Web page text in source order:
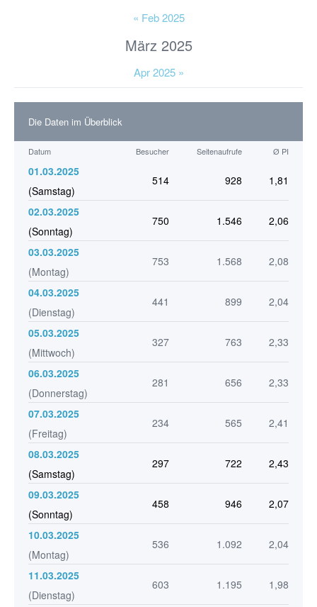
« Feb 2025
März 2025
Apr 2025 »
Die Daten im Überblick
Datum Besucher Seitenaufrufe Ø PI
01.03.2025
(Samstag)
514 928 1,81
02.03.2025
(Sonntag)
750 1.546 2,06
03.03.2025
(Montag)
753 1.568 2,08
04.03.2025
(Dienstag)
441 899 2,04
05.03.2025
(Mittwoch)
327 763 2,33
06.03.2025
(Donnerstag)
281 656 2,33
07.03.2025
(Freitag)
234 565 2,41
08.03.2025
(Samstag)
297 722 2,43
09.03.2025
(Sonntag)
458 946 2,07
10.03.2025
(Montag)
536 1.092 2,04
11.03.2025
(Dienstag)
603 1.195 1,98